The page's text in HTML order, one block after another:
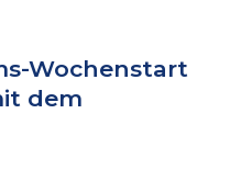
Wochenstart
dem